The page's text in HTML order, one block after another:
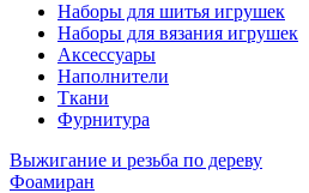
Наборы для шитья игрушек
Наборы для вязания игрушек
Аксессуары
Наполнители
Ткани
Фурнитура
Выжигание и резьба по дереву
Фоамиран